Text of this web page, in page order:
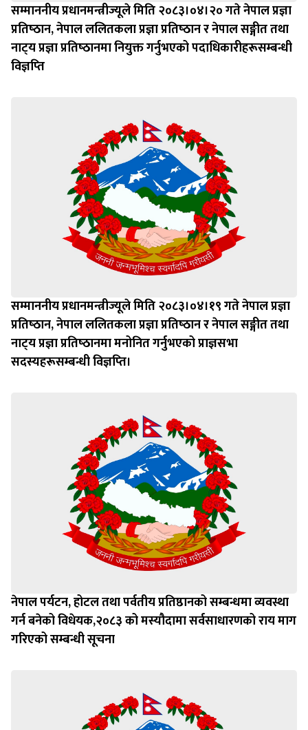
सम्माननीय प्रधानमन्त्रीज्यूले मिति २०८३।०४।२० गते नेपाल प्रज्ञा
प्रतिष्‍ठान, नेपाल ललितकला प्रज्ञा प्रतिष्‍ठान र नेपाल सङ्गीत तथा
नाट्‍य प्रज्ञा प्रतिष्‍ठानमा नियुक्त गर्नुभएको पदाधिकारीहरूसम्बन्धी
विज्ञप्‍ति
सम्माननीय प्रधानमन्त्रीज्यूले मिति २०८३।०४।१९ गते नेपाल प्रज्ञा
प्रतिष्‍ठान, नेपाल ललितकला प्रज्ञा प्रतिष्‍ठान र नेपाल सङ्गीत तथा
नाट्‍य प्रज्ञा प्रतिष्‍ठानमा मनोनित गर्नुभएको प्राज्ञसभा
सदस्यहरूसम्बन्धी विज्ञप्‍ति।
नेपाल पर्यटन, होटल तथा पर्वतीय प्रतिष्ठानको सम्बन्धमा व्यवस्था
गर्न बन‍ेको विधेयक,२०८३ को मस्यौदामा सर्वसाधारणको राय माग
गरिएको सम्बन्धी सूचना